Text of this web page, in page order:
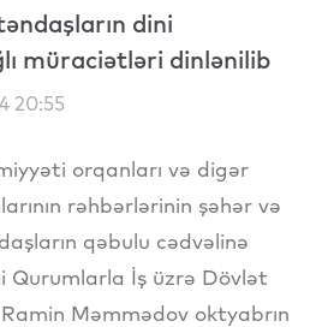
dini
müraciətləri dinlənilib
20:55
orqanları və digər
rəhbərlərinin şəhər və
qəbulu cədvəlinə
Qurumlarla İş üzrə Dövlət
Məmmədov oktyabrın